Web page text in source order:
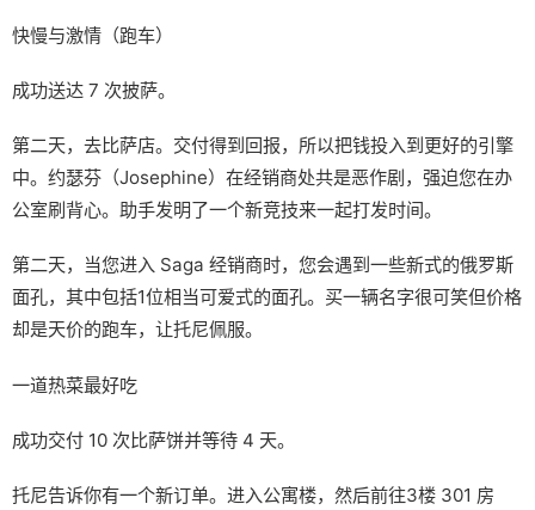
快慢与激情（跑车）
成功送达 7 次披萨。
第二天，去比萨店。交付得到回报，所以把钱投入到更好的引擎
中。约瑟芬（Josephine）在经销商处共是恶作剧，强迫您在办
公室刷背心。助手发明了一个新竞技来一起打发时间。
第二天，当您进入 Saga 经销商时，您会遇到一些新式的俄罗斯
面孔，其中包括1位相当可爱式的面孔。买一辆名字很可笑但价格
却是天价的跑车，让托尼佩服。
一道热菜最好吃
成功交付 10 次比萨饼并等待 4 天。
托尼告诉你有一个新订单。进入公寓楼，然后前往3楼 301 房